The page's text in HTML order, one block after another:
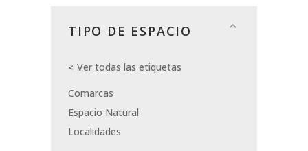
TIPO DE ESPACIO
Ver todas las etiquetas
Comarcas
Espacio Natural
Localidades